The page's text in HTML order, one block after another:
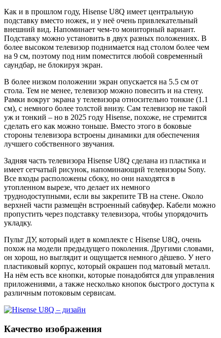
Как и в прошлом году, Hisense U8Q имеет центральную
подставку вместо ножек, и у неё очень привлекательный
внешний вид. Напоминает чем-то мониторный вариант.
Подставку можно установить в двух разных положениях. В
более высоком телевизор поднимается над столом более чем
на 9 см, поэтому под ним поместится любой современный
саундбар, не блокируя экран.
В более низком положении экран опускается на 5.5 см от
стола. Тем не менее, телевизор можно повесить и на стену.
Рамки вокруг экрана у телевизора относительно тонкие (1.1
см), с немного более толстой внизу. Сам телевизор не такой
уж и тонкий – но в 2025 году Hisense, похоже, не стремится
сделать его как можно тоньше. Вместо этого в боковые
стороны телевизора встроены динамики для обеспечения
лучшего собственного звучания.
Задняя часть телевизора Hisense U8Q сделана из пластика и
имеет сетчатый рисунок, напоминающий телевизоры Sony.
Все входы расположены сбоку, но они находятся в
утопленном вырезе, что делает их немного
труднодоступными, если вы закрепите ТВ на стене. Около
верхней части размещён встроенный сабвуфер. Кабели можно
пропустить через подставку телевизора, чтобы упорядочить
укладку.
Пульт ДУ, который идет в комплекте с Hisense U8Q, очень
похож на модели предыдущего поколения. Другими словами,
он хорош, но выглядит и ощущается немного дёшево. У него
пластиковый корпус, который окрашен под матовый металл.
На нём есть все кнопки, которые понадобятся для управления
приложениями, а также несколько кнопок быстрого доступа к
различным потоковым сервисам.
Качество изображения